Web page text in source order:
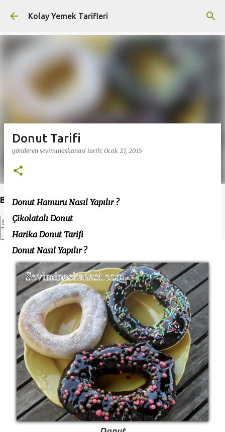
Ana içeriğe atla
Kolay Yemek Tarifleri
Bu Blogda Ara
Donut Tarifi
gönderen seviminaskanasi tarih: Ocak 27, 2015
Donut Hamuru Nasıl Yapılır ?
Çikolatalı Donut
Harika Donut Tarifi
Donut Nasıl Yapılır ?